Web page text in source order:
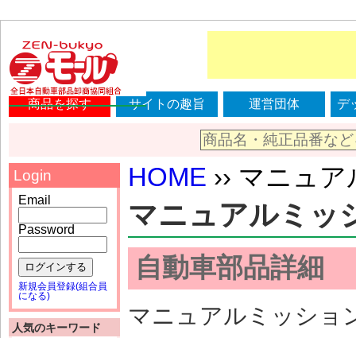
商品を探す サイトの趣旨 運営団体 デ
HOME ›› マニュ
マニュアルミッ
自動車部品詳細
マニュアルミッショ
Login
Email
Password
ログインする
新規会員登録(組合員
になる)
人気のキーワード